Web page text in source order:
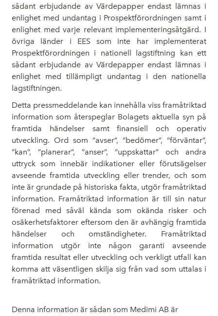
sådant erbjudande av Värdepapper endast lämnas i
enlighet med undantag i Prospektförordningen samt i
enlighet med varje relevant implementeringsåtgärd. I
övriga länder i EES som inte har implementerat
Prospektförordningen i nationell lagstiftning kan ett
sådant erbjudande av Värdepapper endast lämnas i
enlighet med tillämpligt undantag i den nationella
lagstiftningen.
Detta pressmeddelande kan innehålla viss framåtriktad
information som återspeglar Bolagets aktuella syn på
framtida händelser samt finansiell och operativ
utveckling. Ord som ”avser”, ”bedömer”, ”förväntar”,
”kan”, ”planerar”, ”anser”, ”uppskattar” och andra
uttryck som innebär indikationer eller förutsägelser
avseende framtida utveckling eller trender, och som
inte är grundade på historiska fakta, utgör framåtriktad
information. Framåtriktad information är till sin natur
förenad med såväl kända som okända risker och
osäkerhetsfaktorer eftersom den är avhängig framtida
händelser och omständigheter. Framåtriktad
information utgör inte någon garanti avseende
framtida resultat eller utveckling och verkligt utfall kan
komma att väsentligen skilja sig från vad som uttalas i
framåtriktad information.
Denna information är sådan som Medimi AB är